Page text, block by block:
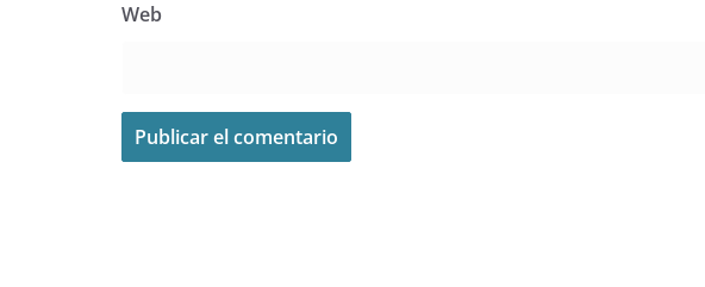
Web